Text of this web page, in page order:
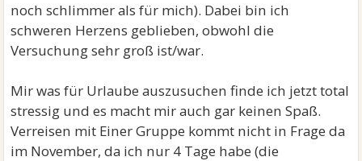
noch schlimmer als für mich). Dabei bin ich
schweren Herzens geblieben, obwohl die
Versuchung sehr groß ist/war.
Mir was für Urlaube auszusuchen finde ich jetzt total
stressig und es macht mir auch gar keinen Spaß.
Verreisen mit Einer Gruppe kommt nicht in Frage da
im November, da ich nur 4 Tage habe (die